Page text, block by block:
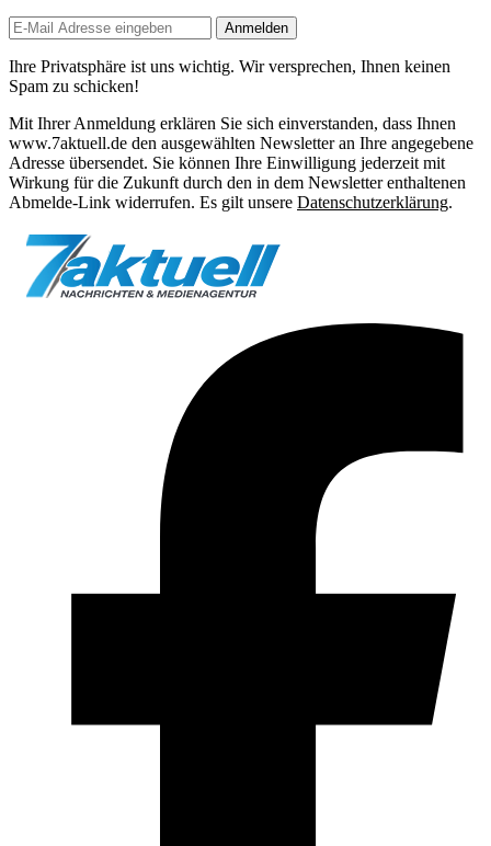
Anmelden
Ihre Privatsphäre ist uns wichtig. Wir versprechen, Ihnen keinen
Spam zu schicken!
Mit Ihrer Anmeldung erklären Sie sich einverstanden, dass Ihnen
www.7aktuell.de den ausgewählten Newsletter an Ihre angegebene
Adresse übersendet. Sie können Ihre Einwilligung jederzeit mit
Wirkung für die Zukunft durch den in dem Newsletter enthaltenen
Abmelde-Link widerrufen. Es gilt unsere Datenschutzerklärung.